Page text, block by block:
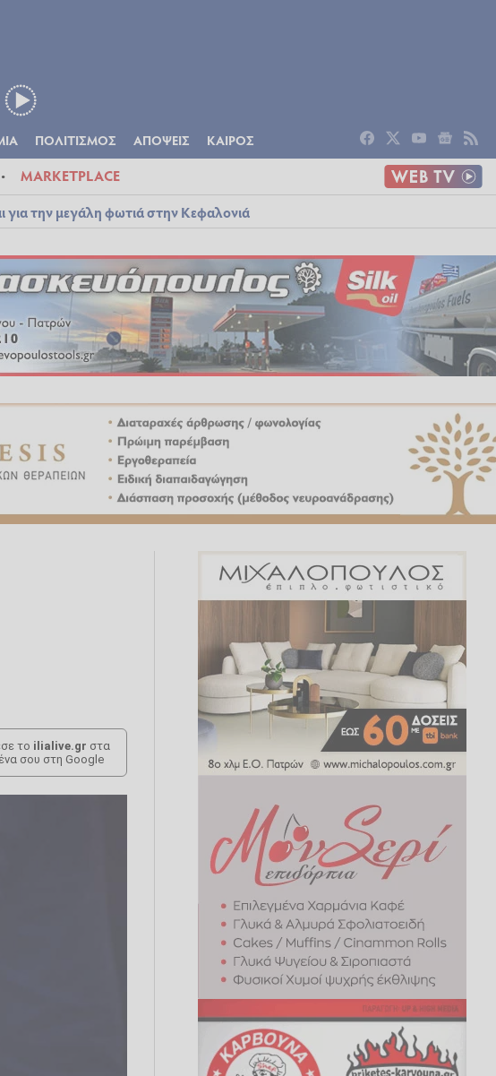
ΠΟΛΙΤΙΣΜΟΣ ΑΠΟΨΕΙΣ ΚΑΙΡΟΣ
MARKETPLACE
για την μεγάλη φωτιά στην Κεφαλονιά
το ilialive.gr στα
σου στη Google